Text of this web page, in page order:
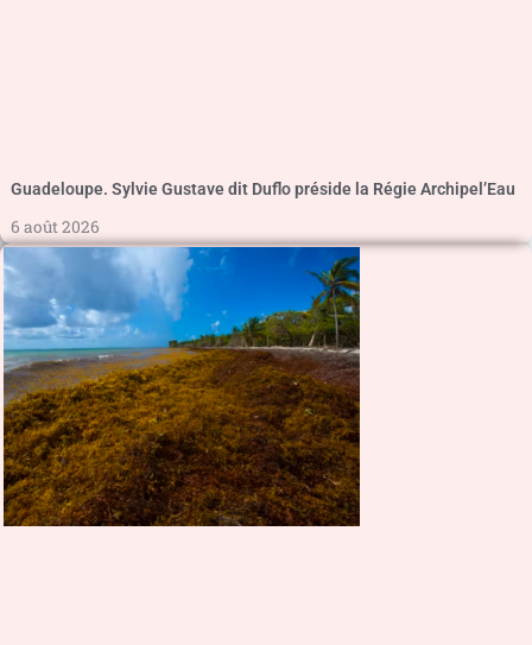
Guadeloupe. Sylvie Gustave dit Duflo préside la Régie Archipel’Eau
6 août 2026